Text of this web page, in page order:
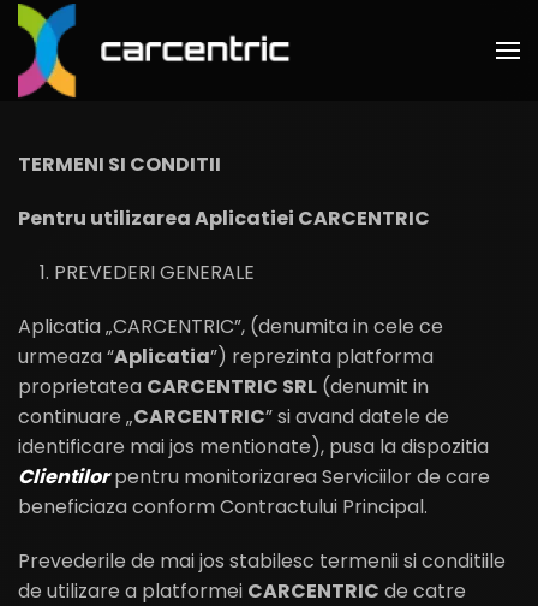
TERMENI SI CONDITII
Pentru utilizarea Aplicatiei CARCENTRIC
PREVEDERI GENERALE
Aplicatia „CARCENTRIC”, (denumita in cele ce
urmeaza “Aplicatia”) reprezinta platforma
proprietatea CARCENTRIC SRL (denumit in
continuare „CARCENTRIC” si avand datele de
identificare mai jos mentionate), pusa la dispozitia
Clientilorpentru monitorizarea Serviciilor de care
beneficiaza conform Contractului Principal.
Prevederile de mai jos stabilesc termenii si conditiile
de utilizare a platformei CARCENTRIC de catre